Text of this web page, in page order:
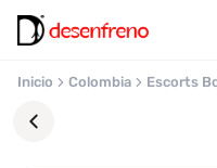
Inicio Colombia Escorts